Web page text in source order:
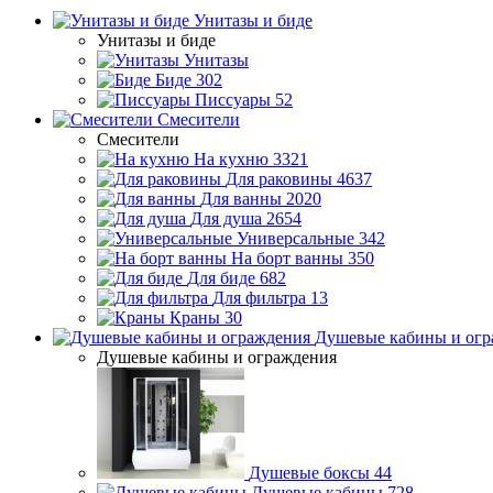
Унитазы и биде
Унитазы и биде
Унитазы
Биде 302
Писсуары 52
Смесители
Смесители
На кухню 3321
Для раковины 4637
Для ванны 2020
Для душа 2654
Универсальные 342
На борт ванны 350
Для биде 682
Для фильтра 13
Краны 30
Душевые кабины и
Душевые кабины и ограждения
Душевые боксы 44